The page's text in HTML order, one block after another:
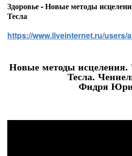
Здоровье - Новые методы
Тесла
https://www.liveinternet.ru/users/
Новые методы
Тесла.
Фидря